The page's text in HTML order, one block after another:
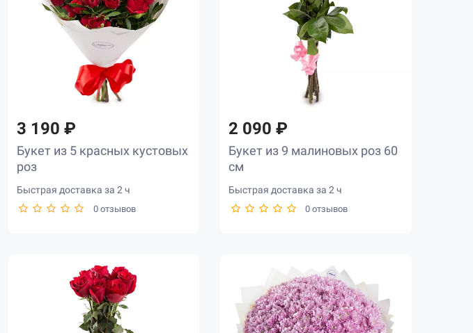
3 190 ₽
Букет из 5 красных кустовых
роз
Быстрая доставка за 2 ч
0 отзывов
2 090 ₽
Букет из 9 малиновых роз 60
см
Быстрая доставка за 2 ч
0 отзывов